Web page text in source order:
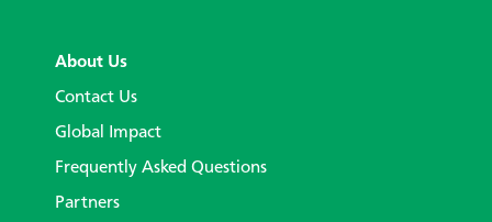
About Us
Contact Us
Global Impact
Frequently Asked Questions
Partners